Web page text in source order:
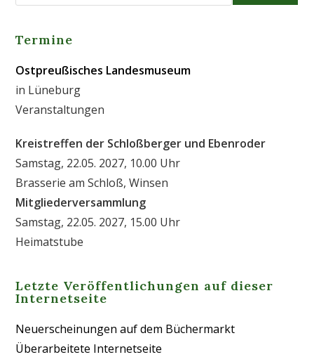
Termine
Ostpreußisches Landesmuseum
in Lüneburg
Veranstaltungen
Kreistreffen der Schloßberger und Ebenroder
Samstag, 22.05. 2027, 10.00 Uhr
Brasserie am Schloß, Winsen
Mitgliederversammlung
Samstag, 22.05. 2027, 15.00 Uhr
Heimatstube
Letzte Veröffentlichungen auf dieser
Internetseite
Neuerscheinungen auf dem Büchermarkt
Überarbeitete Internetseite